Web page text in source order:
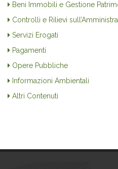
Beni Immobili e Gestione
Controlli e Rilievi
Servizi Erogati
Pagamenti
Opere Pubbliche
Informazioni Ambientali
Altri Contenuti